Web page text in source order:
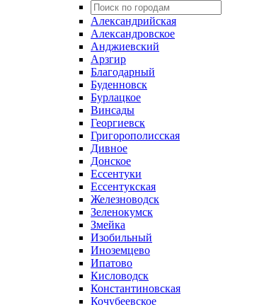
Александрийская
Александровское
Анджиевский
Арзгир
Благодарный
Буденновск
Бурлацкое
Винсады
Георгиевск
Григорополисская
Дивное
Донское
Ессентуки
Ессентукская
Железноводск
Зеленокумск
Змейка
Изобильный
Иноземцево
Ипатово
Кисловодск
Константиновская
Кочубеевское